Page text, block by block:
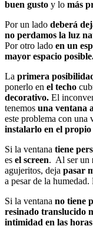
buen gusto y lo más
Por un lado deberá
no perdamos la luz
Por otro lado en un
mayor espacio
La primera
ponerlo en el techo
decorativo. El
tenemos una ventana
este problema con una
instalarlo en el
Si la ventana tiene
es el screen. Al ser un
agujeritos, deja pasar
a pesar de la
Si la ventana no tiene
resinado translucido
intimidad en las